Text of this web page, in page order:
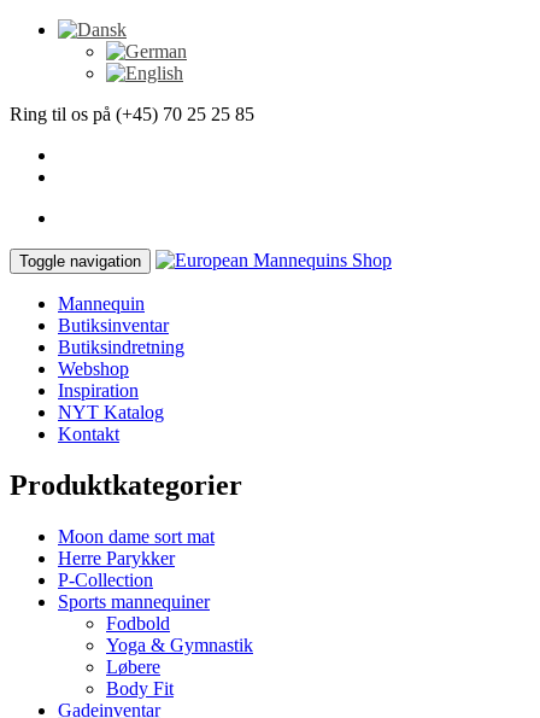
Ring til os på (+45) 70 25 25 85
Toggle navigation
Mannequin
Butiksinventar
Butiksindretning
Webshop
Inspiration
NYT Katalog
Kontakt
Produktkategorier
Moon dame sort mat
Herre Parykker
P-Collection
Sports mannequiner
Fodbold
Yoga & Gymnastik
Løbere
Body Fit
Gadeinventar